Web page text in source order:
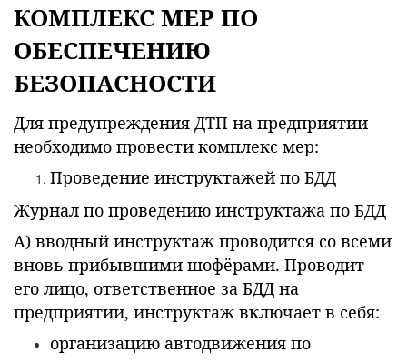
КОМПЛЕКС МЕР ПО
ОБЕСПЕЧЕНИЮ
БЕЗОПАСНОСТИ
Для предупреждения ДТП на предприятии
необходимо провести комплекс мер:
Проведение инструктажей по БДД
Журнал по проведению инструктажа по БДД
А) вводный инструктаж проводится со всеми
вновь прибывшими шофёрами. Проводит
его лицо, ответственное за БДД на
предприятии, инструктаж включает в себя:
организацию автодвижения по